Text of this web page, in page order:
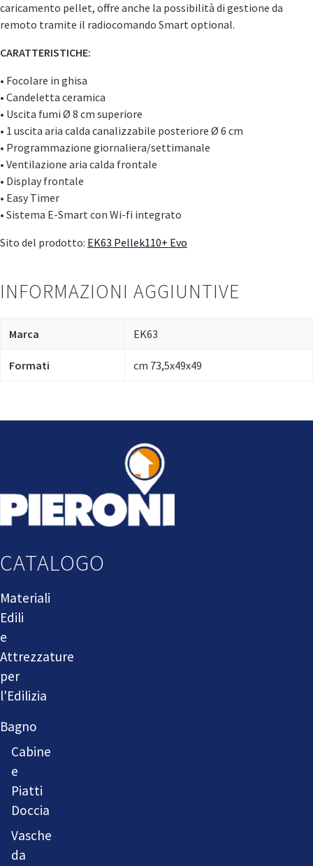
caricamento pellet, offre anche la possibilità di gestione da
remoto tramite il radiocomando Smart optional.
CARATTERISTICHE:
• Focolare in ghisa
• Candeletta ceramica
• Uscita fumi Ø 8 cm superiore
• 1 uscita aria calda canalizzabile posteriore Ø 6 cm
• Programmazione giornaliera/settimanale
• Ventilazione aria calda frontale
• Display frontale
• Easy Timer
• Sistema E-Smart con Wi-fi integrato
Sito del prodotto: EK63 Pellek110+ Evo
INFORMAZIONI AGGIUNTIVE
Marca EK63
Formati cm 73,5x49x49
CATALOGO
Materiali
Edili
e
Attrezzature
per
l'Edilizia
Bagno
Cabine
e
Piatti
Doccia
Vasche
da